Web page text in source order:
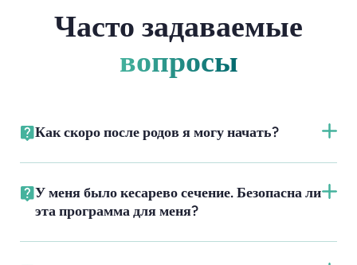
Часто задаваемые
вопросы
Как скоро после родов я могу начать?
У меня было кесарево сечение. Безопасна ли
эта программа для меня?